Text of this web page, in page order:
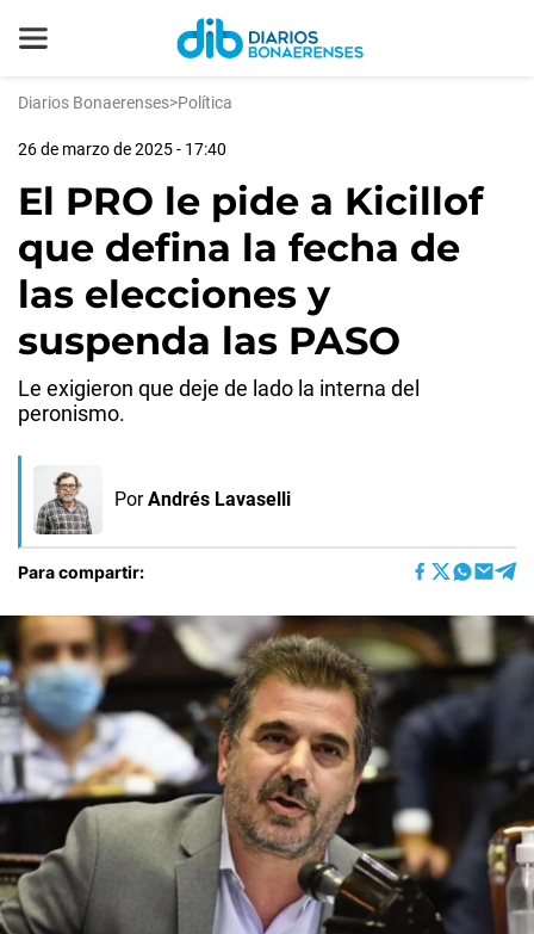
Diarios Bonaerenses>Política
26 de marzo de 2025 - 17:40
El PRO le pide a Kicillof
que defina la fecha de
las elecciones y
suspenda las PASO
Le exigieron que deje de lado la interna del
peronismo.
Por Andrés Lavaselli
Para compartir: